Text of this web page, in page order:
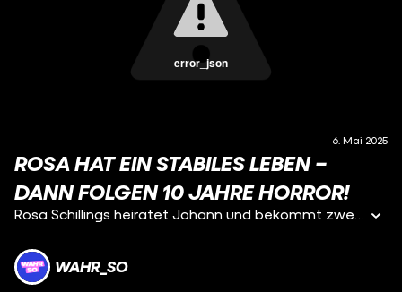
error_json
6. Mai 2025
ROSA HAT EIN STABILES LEBEN –
DANN FOLGEN 10 JAHRE HORROR!
Rosa Schillings heiratet Johann und bekommt zwei Kinder. Doch 1929 ändert sich alles. Die Familie lebt in Borneo, als Rosas Mann erm0rdet wird. Dann stirbt auch noch ihre Tochter an Malaria. Zurück in Deutschland: Rosa weint an Weihnachten so heftig, dass ihr Bruder sie in eine Anstalt einweisen lässt. Sie verliert das Sorgerecht für ihren Sohn. Dann kommen die Nazis an die Macht. 1936 wird Rosa in die Heilanstalt Galkhausen gebracht. Angeblich hat sie "paranoide Schizophrenie" - eine psychische Erkrankung. Rosa wird zeugungsunfähig gemacht und muss grausame Behandlungen über sich ergehen lassen. Schließlich wird sie ins Lager Hadamar gebracht. Und so kommt es auch. Dort wird sie getötet.
WAHR_SO